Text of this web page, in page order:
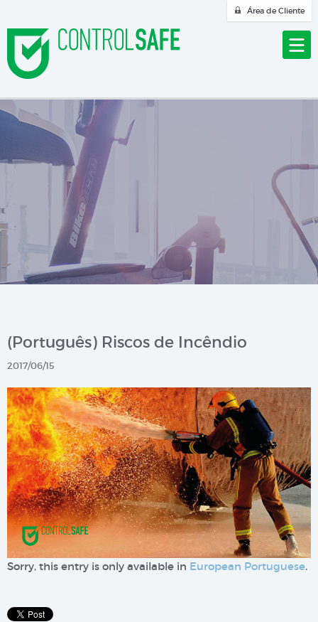
Área de Cliente
(Português) Riscos de Incêndio
2017/06/15
Sorry, this entry is only available in European Portuguese.